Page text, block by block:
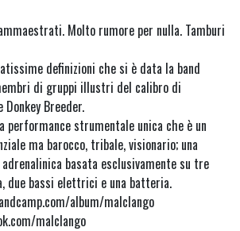
Molto rumore per nulla. Tamburi
definizioni che si è data la band
di gruppi illustri del calibro di
Breeder.
performance strumentale unica che è un
ma barocco, tribale, visionario; una
basata esclusivamente su tre
due bassi elettrici e una batteria.
album/malclango
malclango